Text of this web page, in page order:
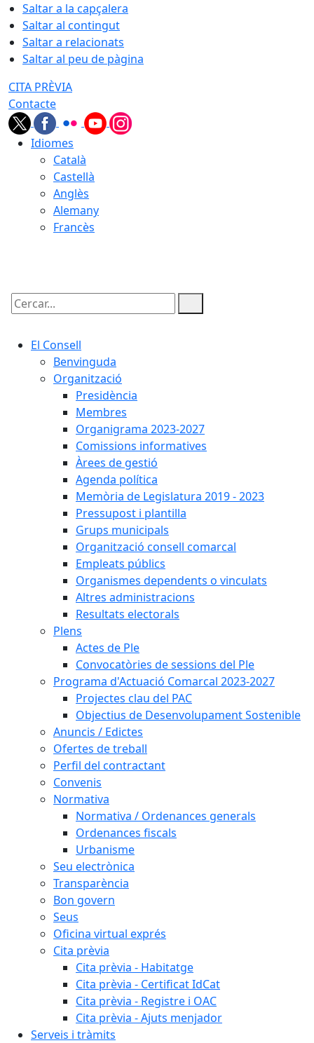
Saltar a la capçalera
Saltar al contingut
Saltar a relacionats
Saltar al peu de pàgina
CITA PRÈVIA
Contacte
Idiomes
Català
Castellà
Anglès
Alemany
Francès
Cercar:
El Consell
Benvinguda
Organització
Presidència
Membres
Organigrama 2023-2027
Comissions informatives
Àrees de gestió
Agenda política
Memòria de Legislatura 2019 - 2023
Pressupost i plantilla
Grups municipals
Organització consell comarcal
Empleats públics
Organismes dependents o vinculats
Altres administracions
Resultats electorals
Plens
Actes de Ple
Convocatòries de sessions del Ple
Programa d'Actuació Comarcal 2023-2027
Projectes clau del PAC
Objectius de Desenvolupament Sostenible
Anuncis / Edictes
Ofertes de treball
Perfil del contractant
Convenis
Normativa
Normativa / Ordenances generals
Ordenances fiscals
Urbanisme
Seu electrònica
Transparència
Bon govern
Seus
Oficina virtual exprés
Cita prèvia
Cita prèvia - Habitatge
Cita prèvia - Certificat IdCat
Cita prèvia - Registre i OAC
Cita prèvia - Ajuts menjador
Serveis i tràmits